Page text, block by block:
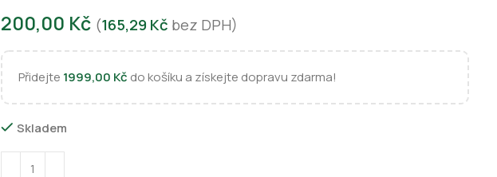
200,00 Kč (165,29 Kč bez DPH)
Přidejte 1999,00 Kč do košíku a získejte dopravu zdarma!
Skladem